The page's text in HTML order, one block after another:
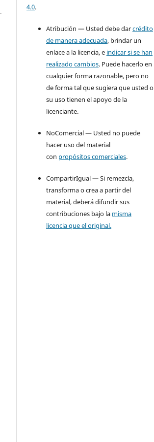
4.0.
Atribución — Usted debe darcrédito
de manera adecuada, brindar un
enlace a la licencia, e indicar si se han
realizado cambios. Puede hacerlo en
cualquier forma razonable, pero no
de forma tal que sugiera que usted o
su uso tienen el apoyo de la
licenciante.
NoComercial — Usted no puede
hacer uso del material
con propósitos comerciales.
CompartirIgual — Si remezcla,
transforma o crea a partir del
material, deberá difundir sus
contribuciones bajo la misma
licencia que el original.